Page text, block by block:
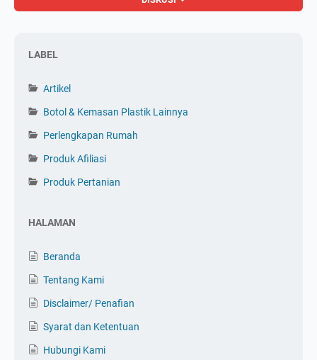
LABEL
Artikel
Botol & Kemasan Plastik Lainnya
Perlengkapan Rumah
Produk Afiliasi
Produk Pertanian
HALAMAN
Beranda
Tentang Kami
Disclaimer/ Penafian
Syarat dan Ketentuan
Hubungi Kami